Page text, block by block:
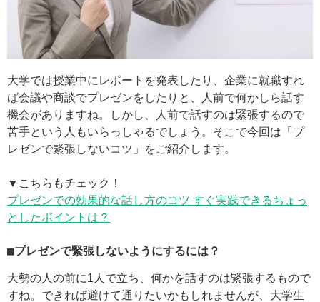
大学では授業中にレポートを発表したり、企業に就職すれ
ば会議や商談でプレゼンをしたりと、人前で何かしら話す
機会がありますね。しかし、人前で話すのは緊張するので
苦手という人もいらっしゃるでしょう。そこで今回は「プ
レゼンで緊張しないコツ」をご紹介します。
▼こちらもチェック！
プレゼンでの効果的な話し方のコツ すぐ実践できるちょっ
としたポイントは？
■プレゼンで緊張しないようにするには？
大勢の人の前に1人で立ち、何かを話すのは緊張するもので
すね。できれば避けて通りたいかもしれませんが、大学生